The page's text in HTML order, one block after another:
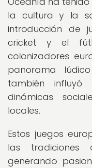
la cultura y la
introducción de
cricket y el
colonizadores
panorama
también
dinámicas
locales.
Estos juegos
las tradiciones
generando